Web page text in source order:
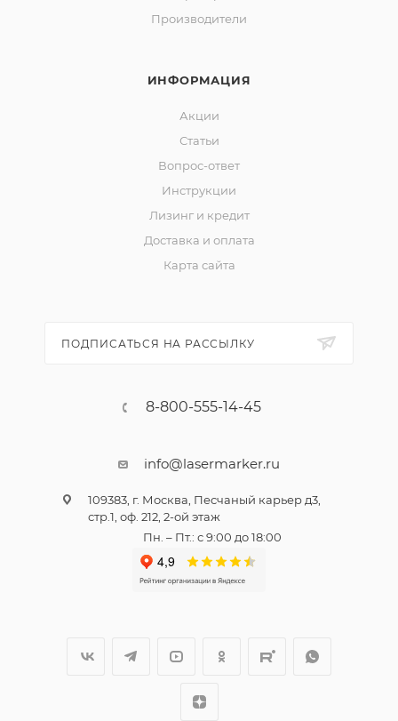
Производители
ИНФОРМАЦИЯ
Акции
Статьи
Вопрос-ответ
Инструкции
Лизинг и кредит
Доставка и оплата
Карта сайта
ПОДПИСАТЬСЯ НА РАССЫЛКУ
8-800-555-14-45
info@lasermarker.ru
109383, г. Москва, Песчаный карьер д3,
стр.1, оф. 212, 2-ой этаж
Пн. – Пт.: с 9:00 до 18:00